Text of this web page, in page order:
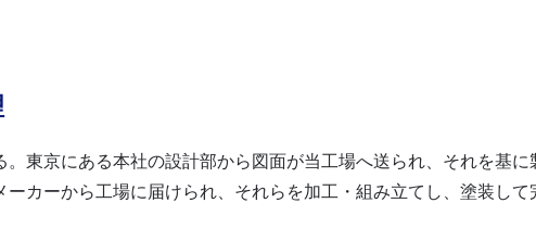
東京にある本社の設計部から図面が当工場へ送られ、それを基に
カーから工場に届けられ、それらを加工・組み立てし、塗装して